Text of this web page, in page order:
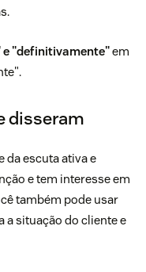
e "definitivamente"em
disseram
da escuta ativa e
e tem interesse em
também pode usar
a situação do cliente e